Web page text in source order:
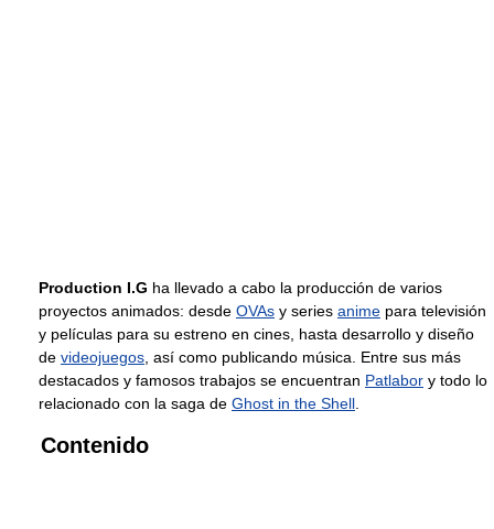
Production I.G ha llevado a cabo la producción de varios
proyectos animados: desde OVAs y series anime para televisión
y películas para su estreno en cines, hasta desarrollo y diseño
de videojuegos , así como publicando música. Entre sus más
destacados y famosos trabajos se encuentran Patlabor y todo lo
relacionado con la saga de Ghost in the Shell
Contenido